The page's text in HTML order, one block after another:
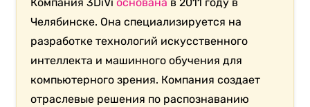
Челябинске. Она специализируется на
разработке технологий искусственного
интеллекта и машинного обучения для
компьютерного зрения. Компания создает
отраслевые решения по распознаванию